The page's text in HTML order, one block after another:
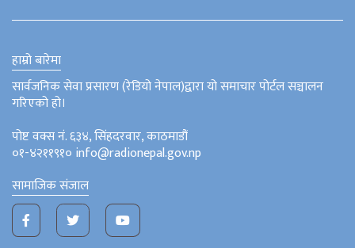
हाम्रो बारेमा
सार्वजनिक सेवा प्रसारण (रेडियो नेपाल)द्वारा यो समाचार पोर्टल सञ्चालन
गरिएको हो।
पोष्ट वक्स नं. ६३४, सिंहदरवार, काठमाडौं
०१-४२११९१० info@radionepal.gov.np
सामाजिक संजाल